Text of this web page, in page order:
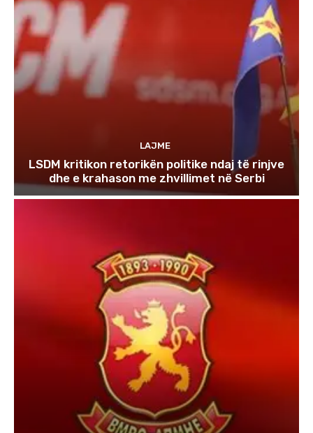
LAJME
LSDM kritikon retorikën politike ndaj të rinjve
dhe e krahason me zhvillimet në Serbi